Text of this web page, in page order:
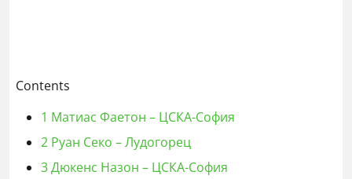
Contents
1 Матиас Фаетон – ЦСКА-София
2 Руан Секо – Лудогорец
3Дюкенс Назон – ЦСКА-София